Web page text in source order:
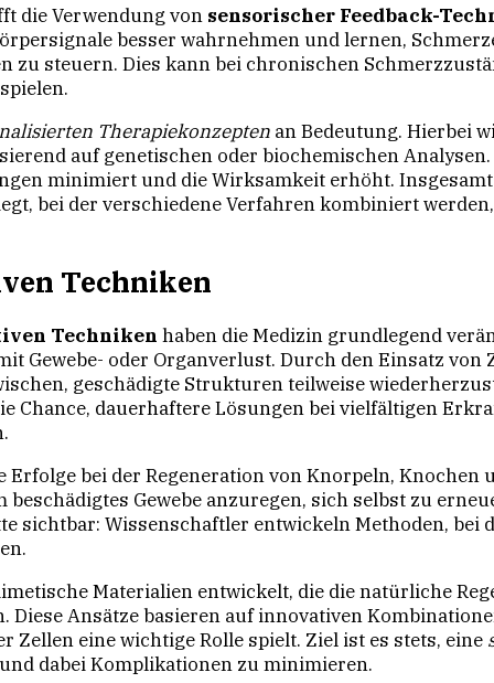
die Verwendung von sensorischer Feedback-
besser wahrnehmen und lernen,
zu steuern. Dies kann bei chronischen
Therapiekonzepten an Bedeutung. Hierbei
auf genetischen oder biochemischen
minimiert und die Wirksamkeit erhöht.
bei der verschiedene Verfahren kombiniert
Techniken
Techniken haben die Medizin grundlegend
Gewebe- oder Organverlust. Durch den Einsatz von
geschädigte Strukturen teilweise
Chance, dauerhaftere Lösungen bei vielfältigen
bei der Regeneration von Knorpeln, Knochen
Gewebe anzuregen, sich selbst zu
sichtbar: Wissenschaftler entwickeln Methoden, bei
Materialien entwickelt, die die natürliche
Ansätze basieren auf innovativen
Zellen eine wichtige Rolle spielt. Ziel ist es stets, eine
dabei Komplikationen zu minimieren.